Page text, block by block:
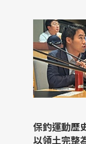
保釣運動歷
以領土完整